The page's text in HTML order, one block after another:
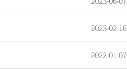
2023-02-16
2022-01-07